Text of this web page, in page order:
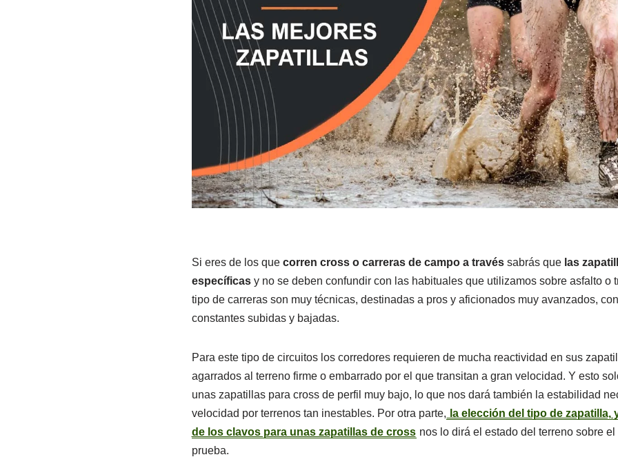
Si eres de los que corren cross o carreras de campo a travéssabrás quelas
específicasy no se deben confundir con las habituales que utilizamos sobre asfalto o
tipo de carreras son muy técnicas, destinadas a pros y aficionados muy avanzados,
constantes subidas y bajadas.
Para este tipo de circuitos los corredores requieren de mucha reactividad en sus
agarrados al terreno firme o embarrado por el que transitan a gran velocidad. Y esto
unas zapatillas para cross de perfil muy bajo, lo que nos dará también la estabilidad
velocidad por terrenos tan inestables. Por otra parte, la elección del tipo de zapatilla,
de los clavos para unas zapatillas de cross nos lo dirá el estado del terreno sobre
prueba.